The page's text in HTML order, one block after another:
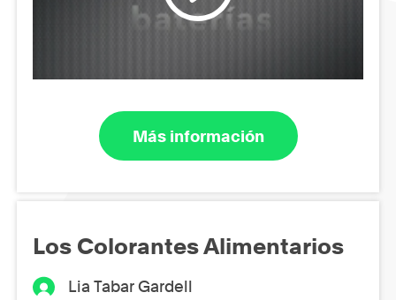
Más información
Los Colorantes Alimentarios
Lia Tabar Gardell